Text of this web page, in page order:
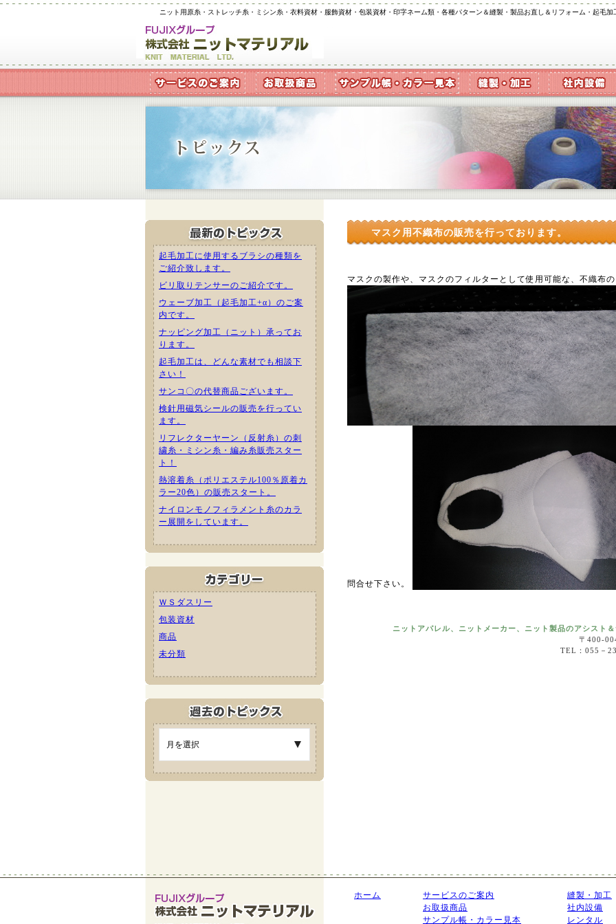
ニット用原糸・ストレッチ糸・ミシン糸・衣料資材・服飾資材・包装資材・印字ネーム類・各種パターン＆縫製・製品お直し＆リフォーム・起毛
起毛加工に使用するブラシの種類を
ご紹介致します。
ビリ取りテンサーのご紹介です。
ウェーブ加工（起毛加工+α）のご案
内です。
ナッピング加工（ニット）承ってお
ります。
起毛加工は、どんな素材でも相談下
さい！
サンコ〇の代替商品ございます。
検針用磁気シールの販売を行ってい
ます。
リフレクターヤーン（反射糸）の刺
繍糸・ミシン糸・編み糸販売スター
ト！
熱溶着糸（ポリエステル100％原着カ
ラー20色）の販売スタート。
ナイロンモノフィラメント糸のカラ
ー展開をしています。
ＷＳダスリー
包装資材
商品
未分類
マスク用不織布の販売を行っております。
マスクの製作や、マスクのフィルターとして使用可能な、不織布
問合せ下さい。
ニットアパレル、ニットメーカー、ニット製品のアシスト
〒400-
TEL：055－
ホーム
サービスのご案内
お取扱商品
サンプル帳・カラー見本
縫製・加工
社内設備
レンタル